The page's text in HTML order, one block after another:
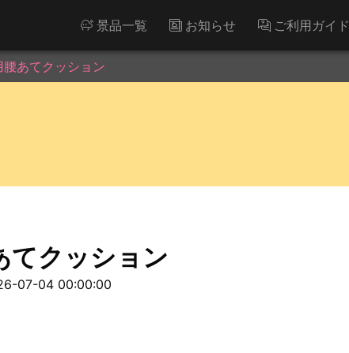
景品一覧 お知らせ ご利用ガイド
腰あてクッション
てクッション
07-04 00:00:00